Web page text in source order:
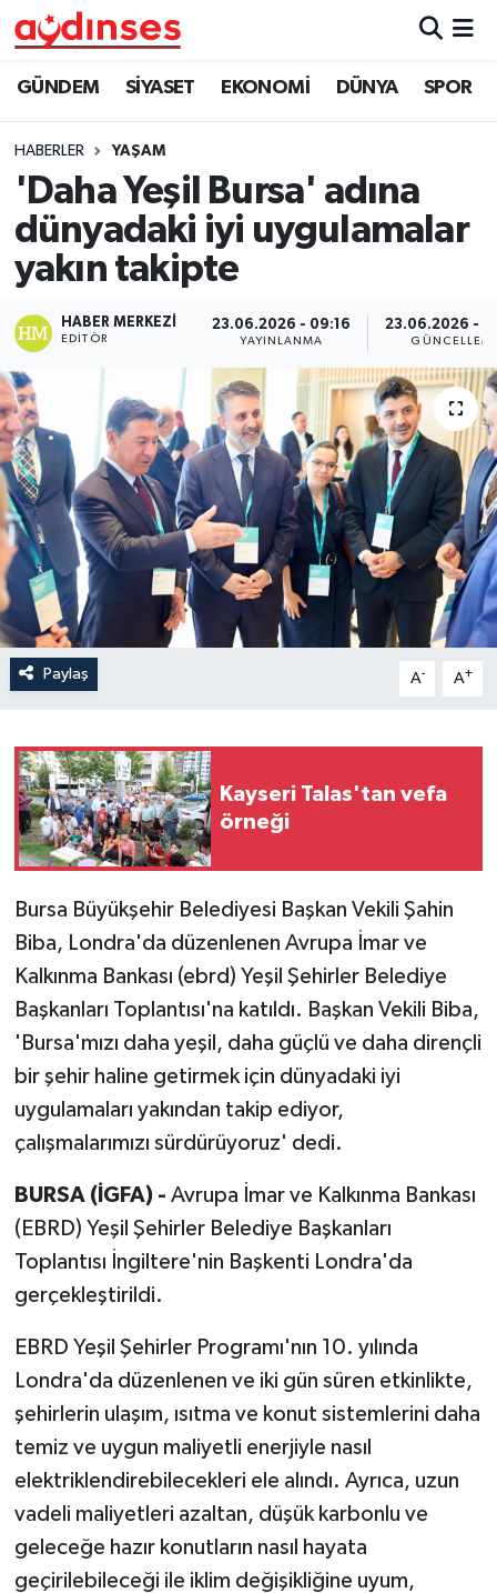
GÜNDEM SİYASET EKONOMİ DÜNYA SPOR
HABERLER YAŞAM
'Daha Yeşil Bursa' adına
dünyadaki iyi uygulamalar
yakın takipte
HABER MERKEZI
EDITÖR
23.06.2026 - 09:16
YAYINLANMA
23.06.2026 -
Paylaş A- A+
Kayseri Talas'tan vefa
örneği
Bursa Büyükşehir Belediyesi Başkan Vekili Şahin
Biba, Londra'da düzenlenen Avrupa İmar ve
Kalkınma Bankası (ebrd) Yeşil Şehirler Belediye
Başkanları Toplantısı'na katıldı. Başkan Vekili Biba,
'Bursa'mızı daha yeşil, daha güçlü ve daha dirençli
bir şehir haline getirmek için dünyadaki iyi
uygulamaları yakından takip ediyor,
çalışmalarımızı sürdürüyoruz' dedi.
BURSA (İGFA) - Avrupa İmar ve Kalkınma Bankası
(EBRD) Yeşil Şehirler Belediye Başkanları
Toplantısı İngiltere'nin Başkenti Londra'da
gerçekleştirildi.
EBRD Yeşil Şehirler Programı'nın 10. yılında
Londra'da düzenlenen ve iki gün süren etkinlikte,
şehirlerin ulaşım, ısıtma ve konut sistemlerini daha
temiz ve uygun maliyetli enerjiyle nasıl
elektriklendirebilecekleri ele alındı. Ayrıca, uzun
vadeli maliyetleri azaltan, düşük karbonlu ve
geleceğe hazır konutların nasıl hayata
geçirilebileceği ile iklim değişikliğine uyum,
GÜNDEM
SİYASET
EKONOMİ
DÜNYA
MAGAZİN
YAŞAM
Nöbetçi Eczaneler
Hava Durumu
Aydin Namaz Vakitleri
Trafik Durumu
Süper Lig Puan Durumu ve Fikstür
Tüm Manşetler
Son Dakika Haberleri
Haber Arşivi